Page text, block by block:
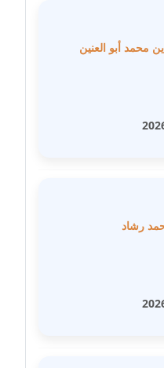
محمد أبو العنين
رشاد